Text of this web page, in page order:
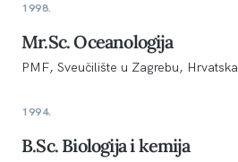
1998.
Mr.Sc. Oceanologija
PMF, Sveučilište u Zagrebu, Hrvatska
1994.
B.Sc. Biologija i kemija